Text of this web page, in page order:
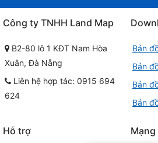
Công ty TNHH Land Map
B2-80 lô 1 KĐT Nam Hòa
Xuân, Đà Nẵng
Liên hệ hợp tác: 0915 694
624
Bản
Bản
Bản
Bản
Hỗ trợ Mạng